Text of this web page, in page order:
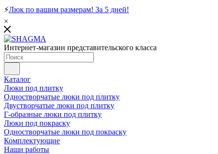
⚡Люк по вашим размерам! За 5 дней!
×
Интернет-магазин представительского класса
Каталог
Люки под плитку
Одностворчатые люки под плитку
Двустворчатые люки под плитку
Г-образные люки под плитку
Люки под покраску
Одностворчатые люки под покраску
Комплектующие
Наши работы